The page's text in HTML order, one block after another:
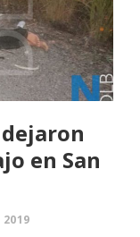
en San